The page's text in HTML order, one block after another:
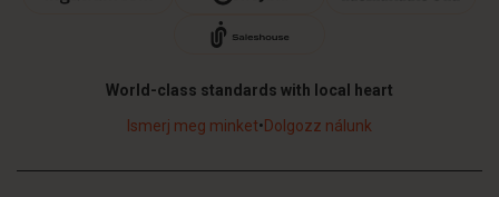
World-class standards with local heart
Ismerj meg minket•Dolgozz nálunk